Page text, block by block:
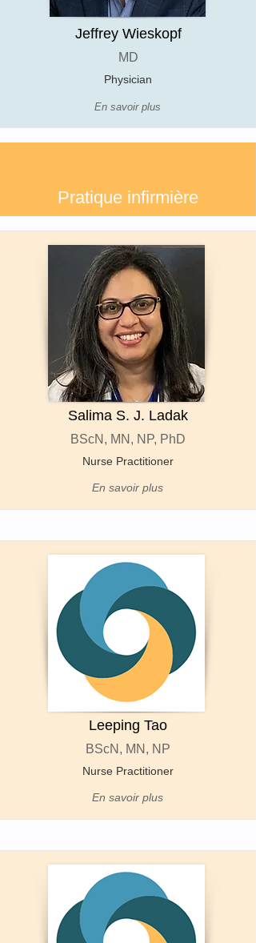
Jeffrey Wieskopf
MD
Physician
En savoir plus
Pratique infirmière
Salima S. J. Ladak
BScN, MN, NP, PhD
Nurse Practitioner
En savoir plus
Leeping Tao
BScN, MN, NP
Nurse Practitioner
En savoir plus